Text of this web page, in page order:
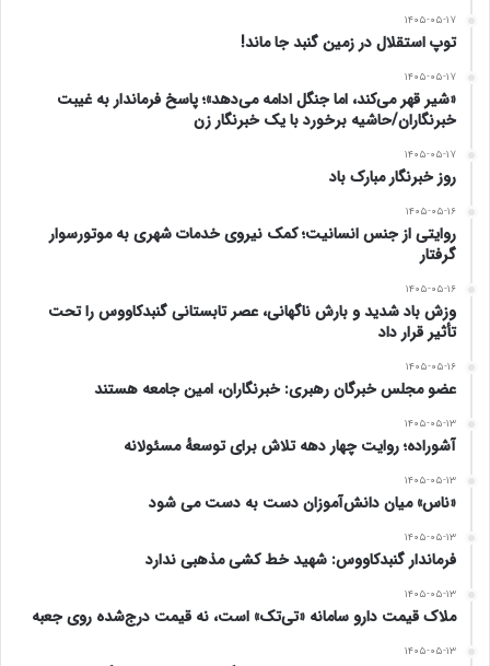
۱۴۰۵-۰۵-۱۷
توپ استقلال در زمین گنبد جا ماند!
۱۴۰۵-۰۵-۱۷
«شیر قهر می‌کند، اما جنگل ادامه می‌دهد»؛ پاسخ فرماندار به غیبت
خبرنگاران/حاشیه برخورد با یک خبرنگار زن
۱۴۰۵-۰۵-۱۷
روز خبرنگار مبارک باد
۱۴۰۵-۰۵-۱۶
روایتی از جنس انسانیت؛ کمک نیروی خدمات شهری به موتورسوار
گرفتار
۱۴۰۵-۰۵-۱۶
وزش باد شدید و بارش ناگهانی، عصر تابستانی گنبدکاووس را تحت
تأثیر قرار داد
۱۴۰۵-۰۵-۱۶
عضو مجلس خبرگان رهبری: خبرنگاران، امین جامعه هستند
۱۴۰۵-۰۵-۱۳
آشوراده؛ روایت چهار دهه تلاش برای توسعهٔ مسئولانه
۱۴۰۵-۰۵-۱۳
«ناس» میان دانش‌آموزان دست به دست می شود
۱۴۰۵-۰۵-۱۳
فرماندار گنبدکاووس: شهید خط کشی مذهبی ندارد
۱۴۰۵-۰۵-۱۳
ملاک قیمت دارو سامانه «تی‌تک» است، نه قیمت درج‌شده روی جعبه
۱۴۰۵-۰۵-۱۳